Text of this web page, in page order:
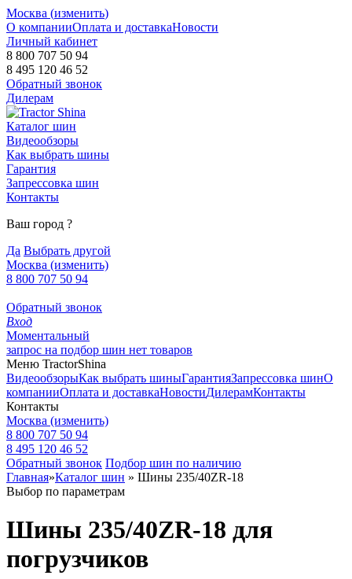
Москва (изменить)
О компанииОплата и доставкаНовости
Личный кабинет
8 800 707 50 94
8 495 120 46 52
Обратный звонок
Дилерам
Каталог шин
Видеообзоры
Как выбрать шины
Гарантия
Запрессовка шин
Контакты
Ваш город ?
Да Выбрать другой
Москва (изменить)
8 800 707 50 94
Обратный звонок
Вход
Моментальный
запрос на подбор шин нет товаров
Меню TractorShina
ВидеообзорыКак выбрать шиныГарантияЗапрессовка шинО
компанииОплата и доставкаНовостиДилерамКонтакты
Контакты
Москва (изменить)
8 800 707 50 94
8 495 120 46 52
Обратный звонок Подбор шин по наличию
Главная»Каталог шин » Шины 235/40ZR-18
Выбор по параметрам
Шины 235/40ZR-18 для
погрузчиков